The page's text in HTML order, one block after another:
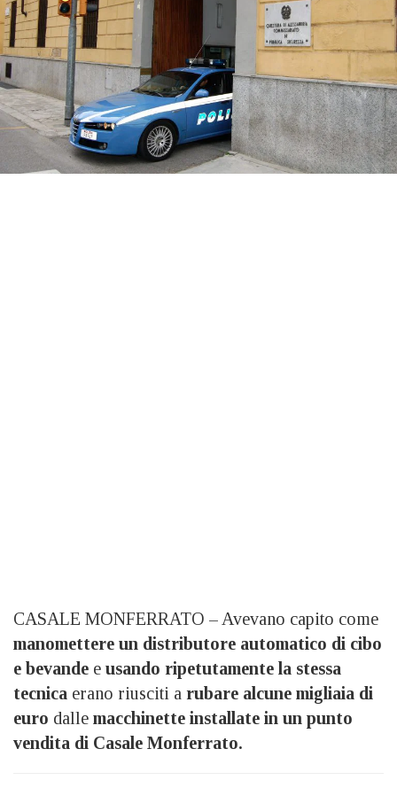
CASALE MONFERRATO – Avevano capito come
manomettere un distributore automatico di cibo
e bevande e usando ripetutamente la stessa
tecnica erano riusciti a rubare alcune migliaia di
euro dalle macchinette installate in un punto
vendita di Casale Monferrato.